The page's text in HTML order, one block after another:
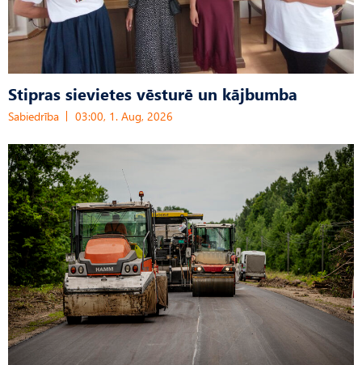
Stipras sievietes vēsturē un kājbumba
Sabiedrība 03:00, 1. Aug, 2026